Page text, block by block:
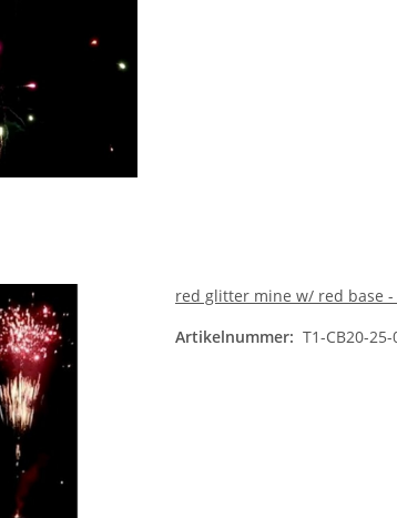
red glitter mine w/ red base -
Artikelnummer: T1-CB20-25-